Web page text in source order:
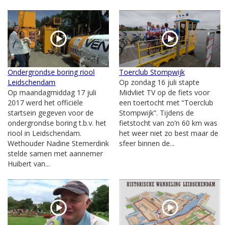
Ondergrondse boring riool
Leidschendam
Op maandagmiddag 17 juli
2017 werd het officiële
startsein gegeven voor de
ondergrondse boring t.b.v. het
riool in Leidschendam.
Wethouder Nadine Stemerdink
stelde samen met aannemer
Huibert van...
Toerclub Stompwijk
Op zondag 16 juli stapte
Midvliet TV op de fiets voor
een toertocht met “Toerclub
Stompwijk”. Tijdens de
fietstocht van zo’n 60 km was
het weer niet zo best maar de
sfeer binnen de...